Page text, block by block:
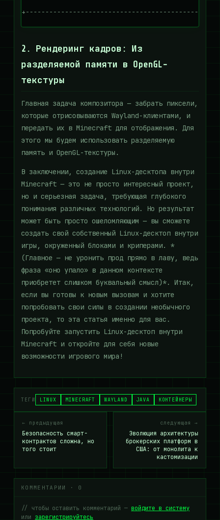
2. Рендеринг кадров: Из
разделяемой памяти в OpenGL-
текстуры
Главная задача композитора — забрать пиксели,
которые отрисовываются Wayland-клиентами, и
передать их в Minecraft для отображения. Для
этого мы будем использовать разделяемую
память и OpenGL-текстуры.
В заключении, создание Linux-десктопа внутри
Minecraft — это не просто интересный проект,
но и серьезная задача, требующая глубокого
понимания различных технологий. Но результат
может быть просто ошеломляющим — вы сможете
создать свой собственный Linux-десктоп внутри
игры, окруженный блоками и криперами. *
(Главное — не уронить прод прямо в лаву, ведь
фраза «оно упало» в данном контексте
приобретет слишком буквальный смысл)*. Итак,
если вы готовы к новым вызовам и хотите
попробовать свои силы в создании необычного
проекта, то эта статья именно для вас.
Попробуйте запустить Linux-десктоп внутри
Minecraft и откройте для себя новые
возможности игрового мира!
ТЕГИ LINUX MINECRAFT WAYLAND JAVA КОНТЕЙНЕРЫ
← предыдущая
Безопасность смарт-
контрактов сложна, но
того стоит
следующая →
Эволюция архитектуры
брокерских платформ в
США: от монолита к
кастомизации
КОММЕНТАРИИ · 0
// чтобы оставить комментарий — войдите в систему
или зарегистрируйтесь